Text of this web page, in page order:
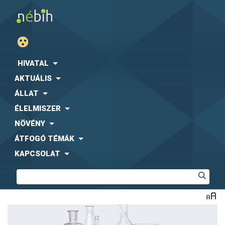
HIVATAL
AKTUÁLIS
ÁLLAT
ÉLELMISZER
NÖVÉNY
ÁTFOGÓ TÉMÁK
KAPCSOLAT